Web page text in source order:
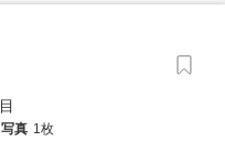
写真 1枚